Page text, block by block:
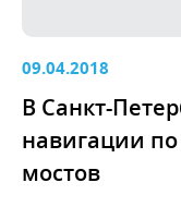
09.04.2018
В Санкт-
навигации
мостов